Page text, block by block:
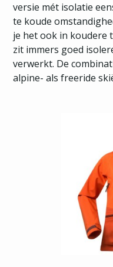
versie mét isolatie
te koude
je het ook in koudere
zit immers goed
verwerkt. De
alpine- als freeride